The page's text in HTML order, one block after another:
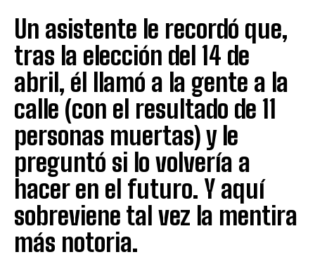
Un asistente le recordó que,
tras la elección del 14 de
abril, él llamó a la gente a la
calle (con el resultado de 11
personas muertas) y le
preguntó si lo volvería a
hacer en el futuro. Y aquí
sobreviene tal vez la mentira
más notoria.